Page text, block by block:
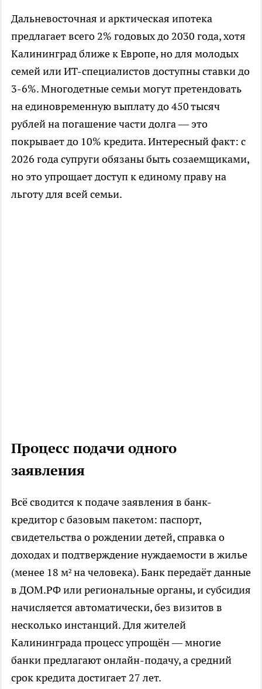
Дальневосточная и арктическая ипотека
предлагает всего 2% годовых до 2030 года, хотя
Калининград ближе к Европе, но для молодых
семей или ИТ-специалистов доступны ставки до
3-6%. Многодетные семьи могут претендовать
на единовременную выплату до 450 тысяч
рублей на погашение части долга — это
покрывает до 10% кредита. Интересный факт: с
2026 года супруги обязаны быть созаемщиками,
но это упрощает доступ к единому праву на
льготу для всей семьи.
Процесс подачи одного
заявления
Всё сводится к подаче заявления в банк-
кредитор с базовым пакетом: паспорт,
свидетельства о рождении детей, справка о
доходах и подтверждение нуждаемости в жилье
(менее 18 м² на человека). Банк передаёт данные
в ДОМ.РФ или региональные органы, и субсидия
начисляется автоматически, без визитов в
несколько инстанций. Для жителей
Калининграда процесс упрощён — многие
банки предлагают онлайн-подачу, а средний
срок кредита достигает 27 лет.